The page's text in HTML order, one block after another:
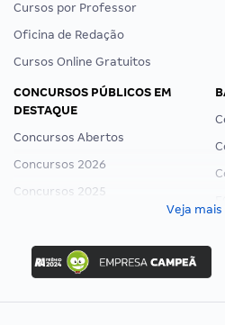
Cursos por Professor
Oficina de Redação
Cursos Online Gratuitos
CONCURSOS PÚBLICOS EM
DESTAQUE
Concursos Abertos
Concursos 2026
Concursos 2025
Concurso Ibama
Concurso MPU
Editais publicados
Veja mais